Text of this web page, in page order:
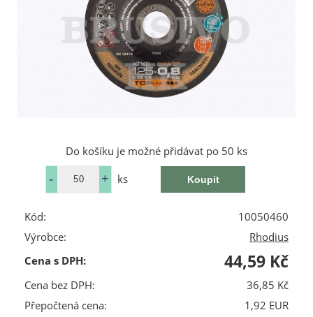
Do košíku je možné přidávat po 50 ks
ks
Kód:
10050460
Výrobce:
Rhodius
Cena s DPH:
44,59 Kč
Cena bez DPH:
36,85 Kč
Přepočtená cena:
1,92 EUR